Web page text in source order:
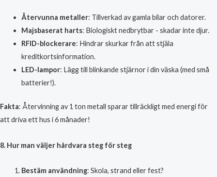
Återvunna metaller: Tillverkad av gamla bilar och datorer.
Majsbaserat harts: Biologiskt nedbrytbar - skadar inte djur.
RFID-blockerare: Hindrar skurkar från att stjäla
kreditkortsinformation.
LED-lampor: Lägg till blinkande stjärnor i din väska (med små
batterier!).
Fakta: Återvinning av 1 ton metall sparar tillräckligt med energi för
att driva ett hus i 6 månader!
8. Hur man väljer hårdvara steg för steg
Bestäm användning: Skola, strand eller fest?